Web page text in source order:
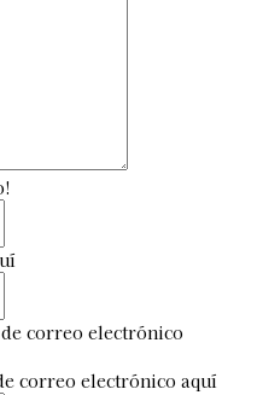
correo electrónico
correo electrónico aquí